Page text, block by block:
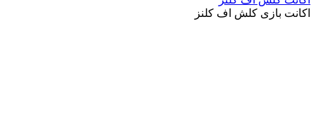
اکانت بازی کلش اف کلنز